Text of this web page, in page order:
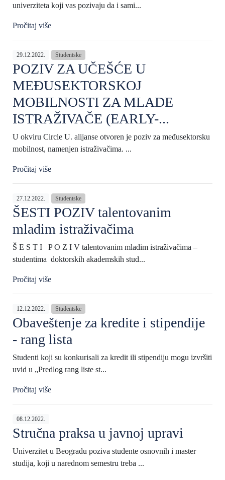
univerziteta koji vas pozivaju da i sami...
Pročitaj više
29.12.2022. Studentske
POZIV ZA UČEŠĆE U
MEĐUSEKTORSKOJ
MOBILNOSTI ZA MLADE
ISTRAŽIVAČE (EARLY-...
U okviru Circle U. alijanse otvoren je poziv za međusektorsku
mobilnost, namenjen istraživačima. ...
Pročitaj više
27.12.2022. Studentske
ŠESTI POZIV talentovanim
mladim istraživačima
Š E S T I P O Z I V talentovanim mladim istraživačima –
studentima doktorskih akademskih stud...
Pročitaj više
12.12.2022. Studentske
Obaveštenje za kredite i stipendije
- rang lista
Studenti koji su konkurisali za kredit ili stipendiju mogu izvršiti
uvid u „Predlog rang liste st...
Pročitaj više
08.12.2022.
Stručna praksa u javnoj upravi
Univerzitet u Beogradu poziva studente osnovnih i master
studija, koji u narednom semestru treba ...